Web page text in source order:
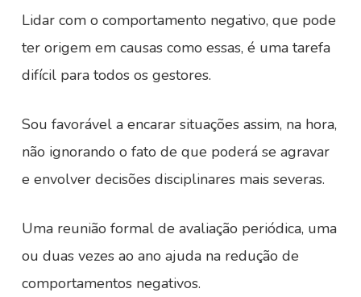
Lidar com o comportamento negativo, que pode
ter origem em causas como essas, é uma tarefa
difícil para todos os gestores.
Sou favorável a encarar situações assim, na hora,
não ignorando o fato de que poderá se agravar
e envolver decisões disciplinares mais severas.
Uma reunião formal de avaliação periódica, uma
ou duas vezes ao ano ajuda na redução de
comportamentos negativos.